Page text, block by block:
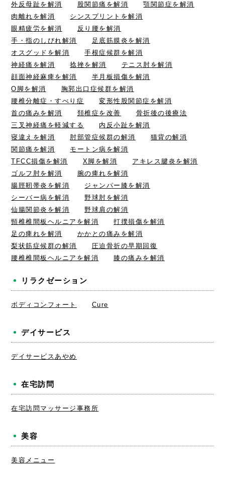
外反母趾を解消
股関節痛を解消
顎関節症を解消
肉離れを解消
シンスプリントを解消
眼精疲労を解消
反り腰を解消
手・指のしびれ解消
足底筋膜炎を解消
オスグッドを解消
手根症候群を解消
神経痛を解消
捻挫を解消
テニス肘を解消
顔面神経麻痺を解消
半月板損傷を解消
O脚を解消
胸郭出口症候群を解消
腰椎分離症・すべり症
変形性股関節症を解消
首の痛みを解消
頚椎症を改善
骨折後の後療法
三叉神経痛を軽減する
内反小趾を解消
寝違えを解消
肘部管症候群の解消
猫背の解消
関節痛を解消
モートン病を解消
TFCC損傷を解消
X脚を解消
アキレス腱炎を解消
ゴルフ肘を解消
腕の痺れを解消
腸脛靭帯炎を解消
ジャンパー膝を解消
シーバー病を解消
野球肘を解消
仙腸関節炎を解消
野球肩の解消
頸椎椎間板ヘルニアを解消
打撲損傷を解消
足の痺れを解消
かかとの痛みを解消
梨状筋症候群の解消
圧迫骨折の早期回復
腰椎椎間板ヘルニアを解消
膝の痛みを解消
リラクゼーション
ボディコンフォート Cure
デイサービス
デイサービスあやめ
在宅訪問
在宅訪問マッサージ事務所
美容
美容メニュー